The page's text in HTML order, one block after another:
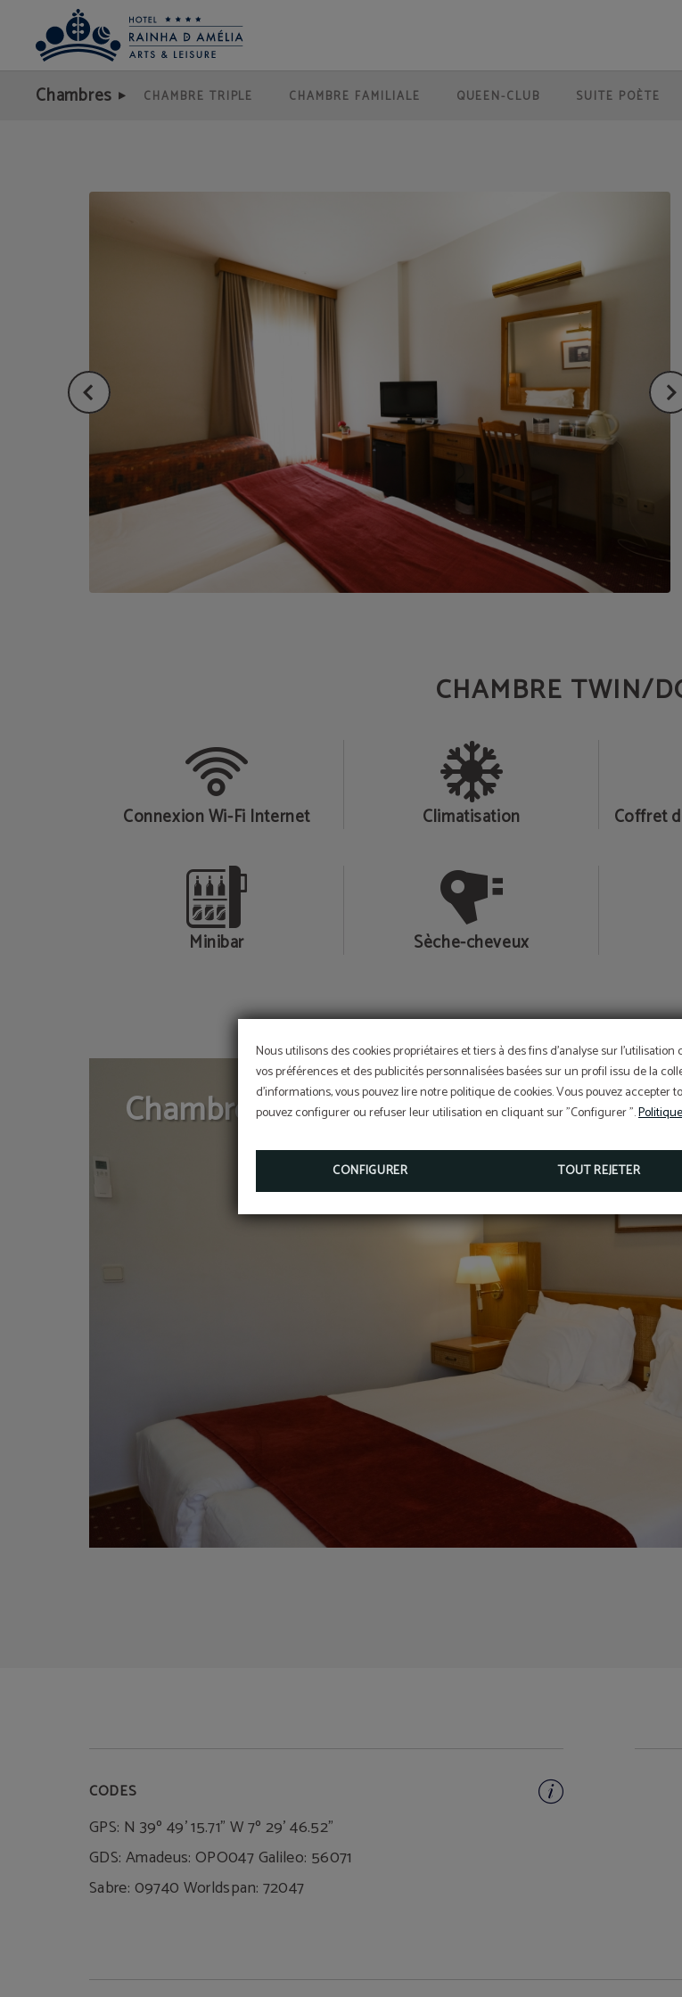
Nous utilisons des cookies propriétaires et tiers à des fins d'analyse sur
vos préférences et des publicités personnalisées basées sur un profil issu de la
d'informations, vous pouvez lire notre politique de cookies. Vous pouvez accepter
pouvez configurer ou refuser leur utilisation en cliquant sur "Configurer ".
CONFIGURER TOUT REJETER
Chambre Twin/double de l´Hotel Rainha D. Amélia, Arts & Leisure Hôtel à Castelo Branco. Site Web Officiel.
Chambres CHAMBRE TRIPLE CHAMBRE FAMILIALE QUEEN-CLUB SUITE POÈTE
CHAMBRE TWIN/
Connexion Wi-Fi Internet Climatisation Coffret
Minibar Sèche-cheveux
Chambre twin/double
CODES
GPS: N 39º 49' 15.71" W 7º 29' 46.52"
GDS: Amadeus: OPO047 Galileo: 56071
Sabre: 09740 Worldspan: 72047